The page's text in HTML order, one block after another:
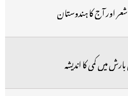
اور آج کا ہندوستان
میں کمی کا اندیشہ